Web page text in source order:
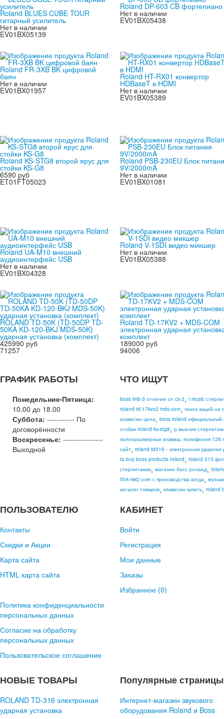
Roland BLUES CUBE TOUR
гитарный усилитель
Нет в наличии
EV01BX05139
Roland DP-603 CB фортепиано
Нет в наличии
EV01BX05438
Roland FR-3XB BK цифровой
баян
Нет в наличии
EV01BX01957
Roland HT-RX01 конвертор
HDBaseT в HDMI
Нет в наличии
EV01BX05389
Roland KS-STG8 второй ярус для
стойки KS-G8
6590 руб
ET01FT05023
Roland PSB-230EU Блок
9V/2000mA
Нет в наличии
EV01BX01081
Roland UA-M10 внешний
аудиоинтерфейс USB
Нет в наличии
EV01BX04328
Roland V-1SDI видео микшер
Нет в наличии
EV01BX05388
ROLAND TD-50K (TD-50DP TD-
50KA KD-120-BKJ MDS-50K)
ударная установка (комплект)
425990 руб
71257
Roland TD-17KV2 + MDS-COM
электронная ударная
комплект
189000 руб
94006
ГРАФИК РАБОТЫ
Понедельник-Пятница:
10.00 до 18.00
Суббота: ----------- По
договорённости
Воскресенье: ----------------
Выходной
ЧТО ИЩУТ
boss lmb-3 отличие от cs-2, r music
roland td-17kvx2 mds-com, поиск акций на
клавесин цена, boss roland официальный
стойки roland ks-stg8, р мьюзик
полноразмерных клавиш, полифония 128
сайт, roland td316 - электронная ударная
to buy boss products roland, roland 313
стерлитамак, магазин босс роланд,
504-rwcj снят с производства когда,
каталог товаров, клавесин купить, roland
ПОЛЬЗОВАТЕЛЮ
Контакты
Скидки и Акции
Карта сайта
HTML карта сайта
Политика конфиденциальности
персональных данных
Согласие на обработку
персональных данных
Пользовательское соглашение
КАБИНЕТ
Войти
Регистрация
Мои данные
Заказы
Избранное (0)
НОВЫЕ ТОВАРЫ
ROLAND TD-316 электронная
ударная установка
Популярные страницы
Интернет-магазин звукового
оборудования Roland и Boss